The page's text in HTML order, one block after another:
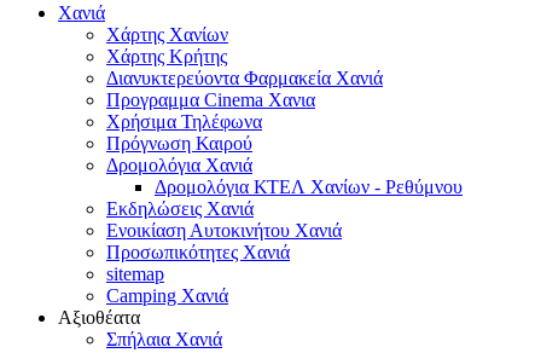
Χανιά
Χάρτης Χανίων
Χάρτης Κρήτης
Διανυκτερεύοντα Φαρμακεία Χανιά
Προγραμμα Cinema Χανια
Χρήσιμα Τηλέφωνα
Πρόγνωση Καιρού
Δρομολόγια Χανιά
Δρομολόγια ΚΤΕΛ Χανίων - Ρεθύμνου
Εκδηλώσεις Χανιά
Ενοικίαση Αυτοκινήτου Χανιά
Προσωπικότητες Χανιά
sitemap
Camping Χανιά
Αξιοθέατα
Σπήλαια Χανιά